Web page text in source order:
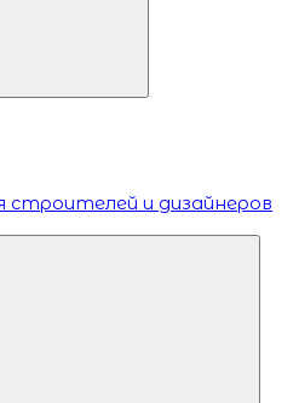
строителей и дизайнеров